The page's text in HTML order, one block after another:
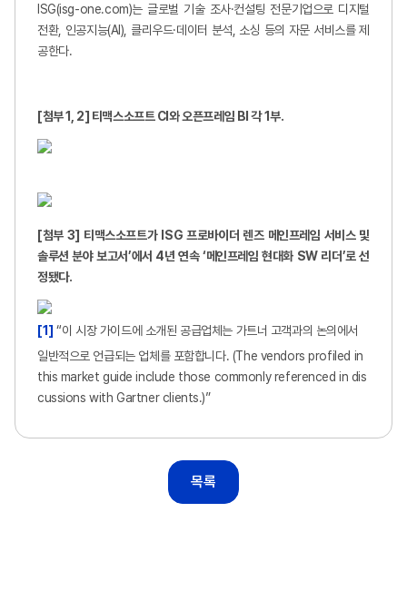
ISG(isg-one.com)는 글로벌 기술 조사·컨설팅 전문기업으로 디지털
전환, 인공지능(AI), 클리우드·데이터 분석, 소싱 등의 자문 서비스를 제
공한다.
[첨부 1, 2] 티맥스소프트 CI와 오픈프레임 BI 각 1부.
[첨부 3] 티맥스소프트가 ISG 프로바이더 렌즈 메인프레임 서비스 및
솔루션 분야 보고서’에서 4년 연속 ‘메인프레임 현대화 SW 리더’로 선
정됐다.
[1] “이 시장 가이드에 소개된 공급업체는 가트너 고객과의 논의에서
일반적으로 언급되는 업체를 포함합니다. (The vendors profiled in
this market guide include those commonly referenced in dis
cussions with Gartner clients.)”
목록